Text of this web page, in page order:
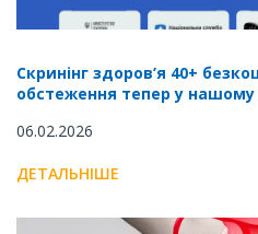
Скринінг здоров’я 40+
обстеження тепер у
06.02.2026
ДЕТАЛЬНІШЕ